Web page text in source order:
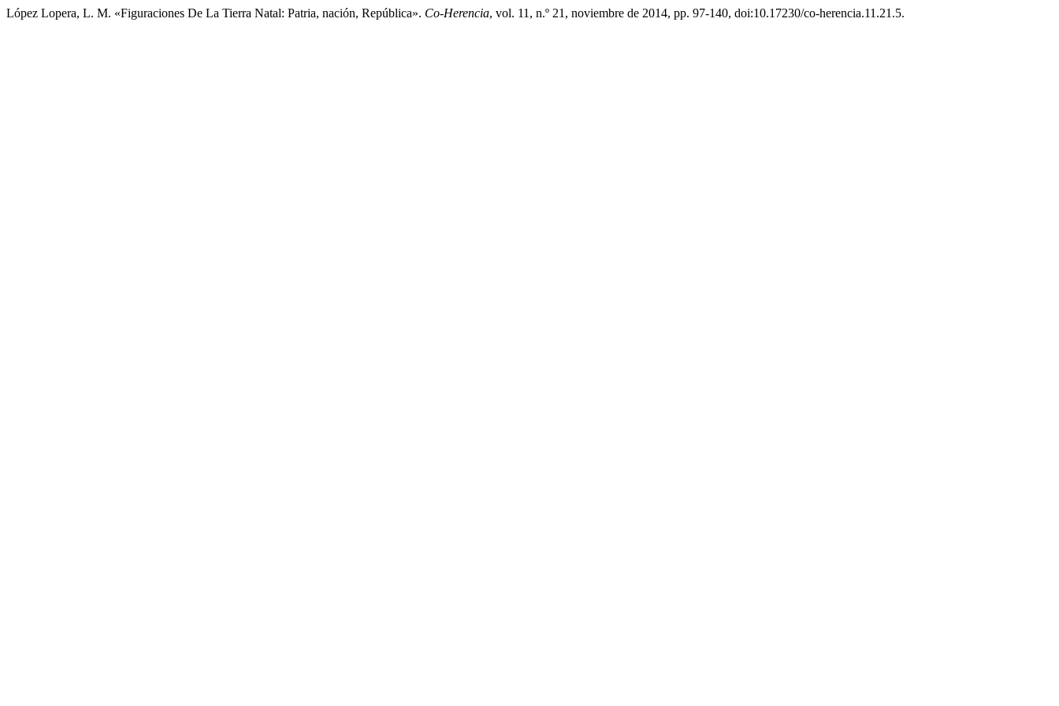
López Lopera, L. M. «Figuraciones De La Tierra Natal: Patria, nación, República». Co-Herencia, vol. 11, n.º 21, noviembre de 2014, pp. 97-140, doi:10.17230/co-herencia.11.21.5.